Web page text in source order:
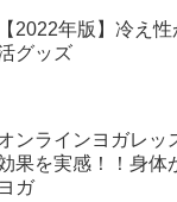
【2022年版】冷え
グッズ
ンラインヨガレッ
果を実感！！身体
ヨガ